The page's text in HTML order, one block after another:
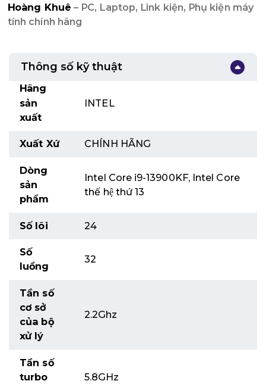
Hoàng Khuê – PC, Laptop, Link kiện, Phụ kiện máy
tính chính hãng
Thông số kỹ thuật
Hãng
sản
xuất
INTEL
Xuất Xứ CHÍNH HÃNG
Dòng
sản
phẩm
Intel Core i9-13900KF, Intel Core
thế hệ thứ 13
Số lõi 24
Số
luồng
32
Tần số
cơ sở
của bộ
xử lý
2.2Ghz
Tần số
turbo 5.8GHz